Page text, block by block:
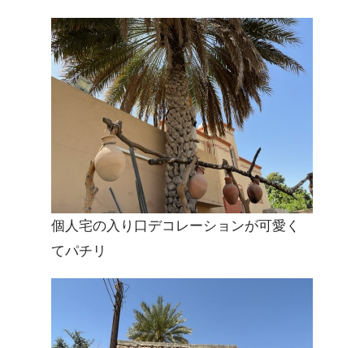
個人宅の入り口デコレーションが可愛く
てパチリ